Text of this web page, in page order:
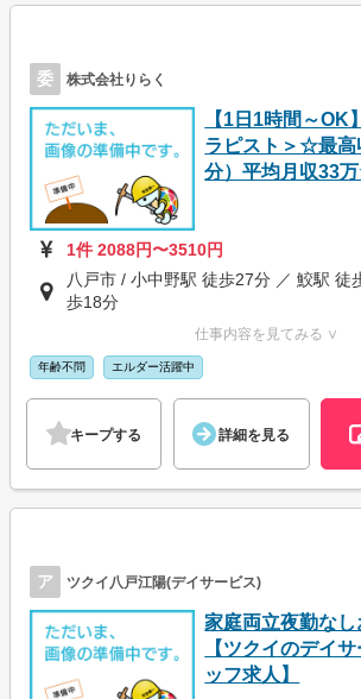
委 株式会社りらく
【1日1時間～OK
ラピスト＞☆最高
分）平均月収33
1件 2088円〜3510円
八戸市 / 小中野駅 徒歩27分 ／ 鮫駅 徒
歩18分
仕事内容を見てみる ∨
年齢不問 エルダー活躍中
キープする 詳細を見る
ア ツクイ八戸江陽(デイサービス)
家庭両立夜勤なし
【ツクイのデイ
ッフ求人】